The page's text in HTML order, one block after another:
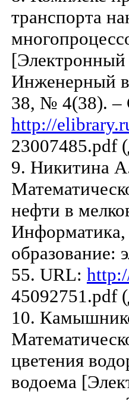
транспорта
Инженерный
38, № 4(38). –
http://
23007485.pdf
9. Никитина
нефти в
Информатика,
образование:
55. URL:
45092751.pdf
10.
цветения
водоема